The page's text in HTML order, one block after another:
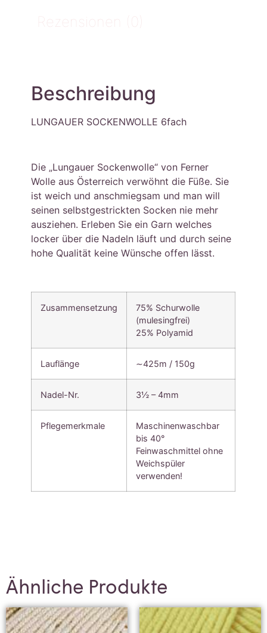
Rezensionen (0)
Beschreibung
LUNGAUER SOCKENWOLLE 6fach
Die „Lungauer Sockenwolle“ von Ferner
Wolle aus Österreich verwöhnt die Füße. Sie
ist weich und anschmiegsam und man will
seinen selbstgestrickten Socken nie mehr
ausziehen. Erleben Sie ein Garn welches
locker über die Nadeln läuft und durch seine
hohe Qualität keine Wünsche offen lässt.
Zusammensetzung
75% Schurwolle
(mulesingfrei)
25% Polyamid
Lauflänge ∼425m / 150g
Nadel-Nr. 3½ – 4mm
Pflegemerkmale
Maschinenwaschbar
bis 40°
Feinwaschmittel ohne
Weichspüler
verwenden!
Ähnliche Produkte